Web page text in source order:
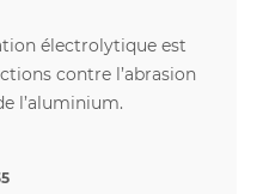
électrolytique est
contre l’abrasion
l’aluminium.